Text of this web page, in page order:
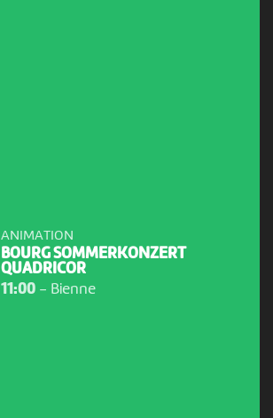
ANIMATION
BOURG SOMMERKONZERT
QUADRICOR
11:00- Bienne